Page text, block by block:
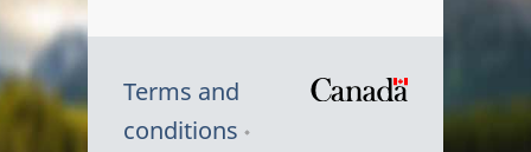
Terms and
conditions
Symbole